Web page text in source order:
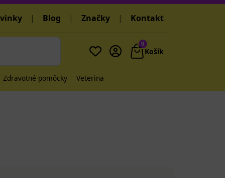
| Blog | Značky | Kontakt
0
Košík
Zdravotné pomôcky Veterina